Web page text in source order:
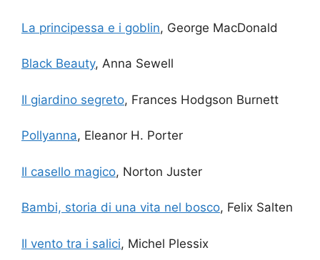
La principessa e i goblin, George MacDonald
Black Beauty, Anna Sewell
Il giardino segreto, Frances Hodgson Burnett
Pollyanna, Eleanor H. Porter
Il casello magico, Norton Juster
Bambi, storia di una vita nel bosco, Felix Salten
Il vento tra i salici, Michel Plessix